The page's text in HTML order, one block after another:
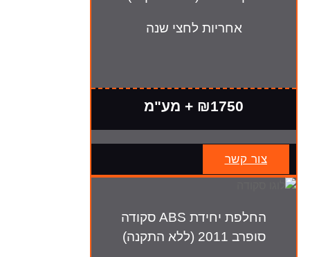
אחריות לחצי שנה
₪1750 + מע"מ
צור קשר
החלפת יחידת ABS סקודה
סופרב 2011 (ללא התקנה)